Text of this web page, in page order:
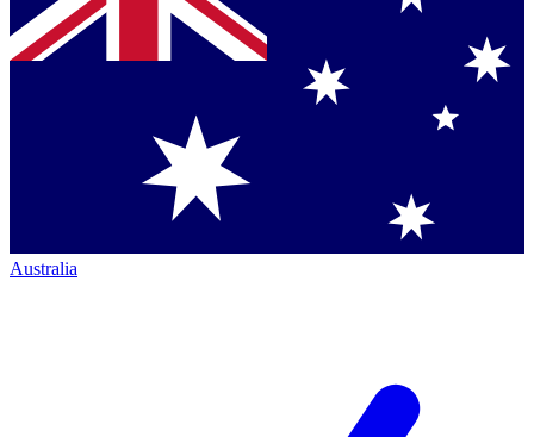
Australia